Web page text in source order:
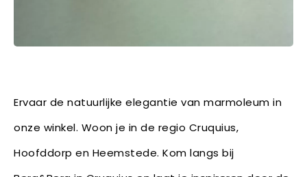
Ervaar de natuurlijke elegantie van marmoleum in
onze winkel. Woon je in de regio Cruquius,
Hoofddorp en Heemstede. Kom langs bij